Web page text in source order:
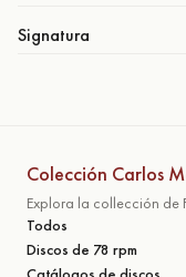
Signatura
Colección Carlos
Explora la collección de
Todos
Discos de 78 rpm